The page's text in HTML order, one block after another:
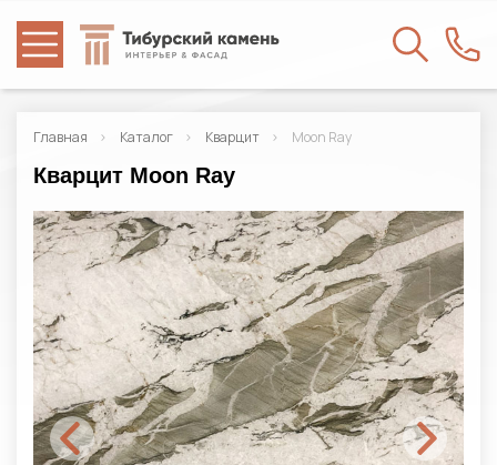
Главная Каталог Кварцит Moon Ray
Кварцит Moon Ray